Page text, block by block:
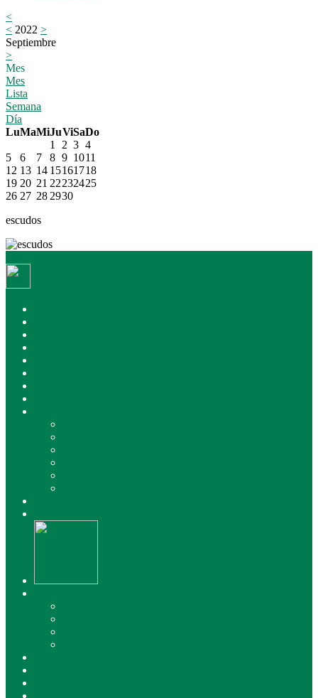
<
< 2022 >
Septiembre
>
Mes
Mes
Lista
Semana
Día
LuMaMiJuViSaDo
1 2 3 4
5
6 7 8 9 1011
12 13 14 15161718
19 20 21 22232425
26 27 282930
escudos